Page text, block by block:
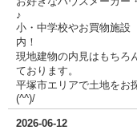
♪
小・中学校やお買物施設
内！
現地建物の内見はもちろ
ております。
平塚市エリアで土地をお
(^^)/
2026-06-12